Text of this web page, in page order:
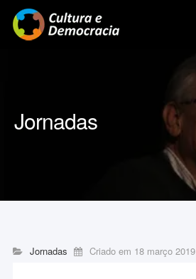
Pesquisar...
Jornadas
Jornadas Criado em 18 março 2019